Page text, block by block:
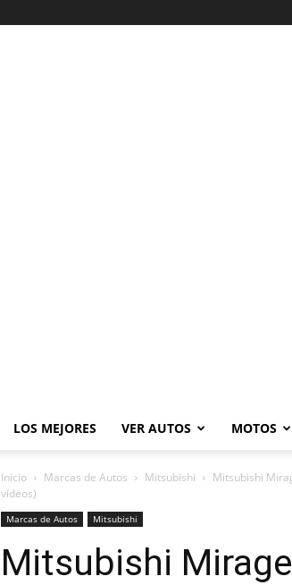
LOS MEJORES VER AUTOS MOTOS
Inicio Marcas de Autos Mitsubishi
Mitsubishi
vídeos)
Marcas de Autos Mitsubishi
Mitsubishi